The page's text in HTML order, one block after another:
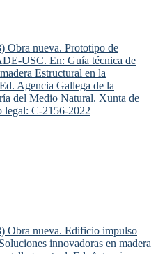
Obra nueva. Prototipo de
USC. En: Guía técnica de
Estructural en la
Agencia Gallega de la
del Medio Natural. Xunta de
legal: C-2156-2022
Obra nueva. Edificio impulso
innovadoras en madera